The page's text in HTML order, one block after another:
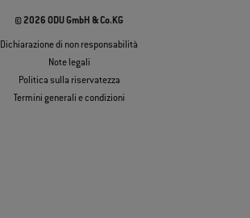
© 2026 ODU GmbH & Co.KG
Dichiarazione di non responsabilità
Note legali
Politica sulla riservatezza
Termini generali e condizioni